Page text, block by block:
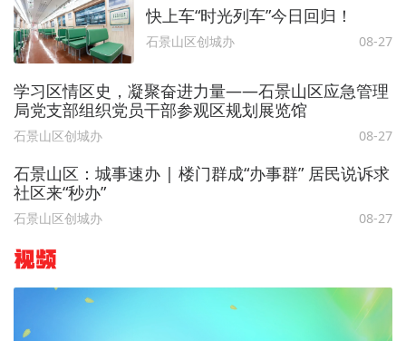
快上车“时光列车”今日回归！
石景山区创城办 08-27
学习区情区史，凝聚奋进力量——石景山区应急管理
局党支部组织党员干部参观区规划展览馆
石景山区创城办 08-27
石景山区：城事速办 | 楼门群成“办事群” 居民说诉求
社区来“秒办”
石景山区创城办 08-27
视频